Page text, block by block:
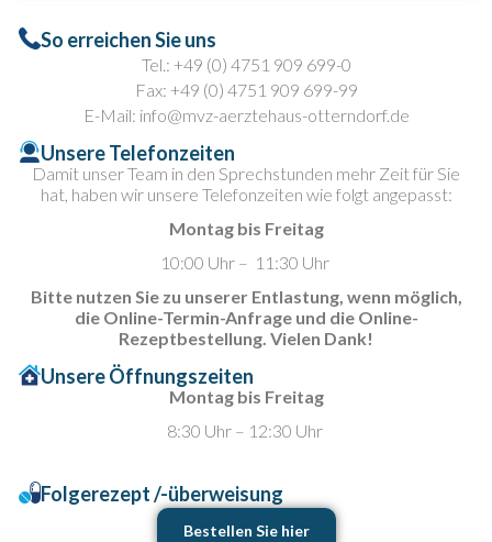
So erreichen Sie uns
Tel.: +49 (0) 4751 909 699-0
Fax: +49 (0) 4751 909 699-99
E-Mail: info@mvz-aerztehaus-otterndorf.de
Unsere Telefonzeiten
Damit unser Team in den Sprechstunden mehr Zeit für Sie
hat, haben wir unsere Telefonzeiten wie folgt angepasst:
Montag bis Freitag
10:00 Uhr – 11:30 Uhr
Bitte nutzen Sie zu unserer Entlastung, wenn möglich,
die Online-Termin-Anfrage und die Online-
Rezeptbestellung. Vielen Dank!
Unsere Öffnungszeiten
Montag bis Freitag
8:30 Uhr – 12:30 Uhr
Folgerezept /-überweisung
Bestellen Sie hier